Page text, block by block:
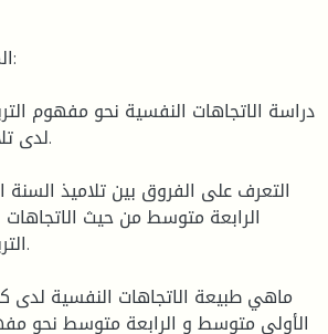
دراسة الاتجاهات النفسية نحو مفهوم
لدى
التعرف على الفروق بين تلاميذ السنة
الرابعة متوسط من حيث
الأولى متوسط و الرابعة متوسط نحو